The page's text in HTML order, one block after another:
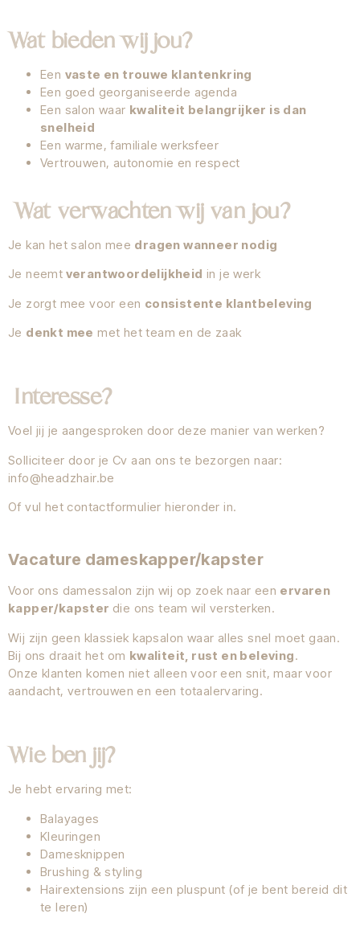
Wat bieden wij jou?
Een vaste en trouwe klantenkring
Een goed georganiseerde agenda
Een salon waar kwaliteit belangrijker is dan
snelheid
Een warme, familiale werksfeer
Vertrouwen, autonomie en respect
Wat verwachten wij van jou?
Je kan het salon mee dragen wanneer nodig
Je neemt verantwoordelijkheid in je werk
Je zorgt mee voor een consistente klantbeleving
Je denkt mee met het team en de zaak
Interesse?
Voel jij je aangesproken door deze manier van werken?
Solliciteer door je Cv aan ons te bezorgen naar:
info@headzhair.be
Of vul het contactformulier hieronder in.
Vacature dameskapper/kapster
Voor ons damessalon zijn wij op zoek naar een ervaren
kapper/kapster die ons team wil versterken.
Wij zijn geen klassiek kapsalon waar alles snel moet gaan.
Bij ons draait het om kwaliteit, rust en beleving.
Onze klanten komen niet alleen voor een snit, maar voor
aandacht, vertrouwen en een totaalervaring.
Wie ben jij?
Je hebt ervaring met:
Balayages
Kleuringen
Damesknippen
Brushing & styling
Hairextensions zijn een pluspunt (of je bent bereid dit
te leren)